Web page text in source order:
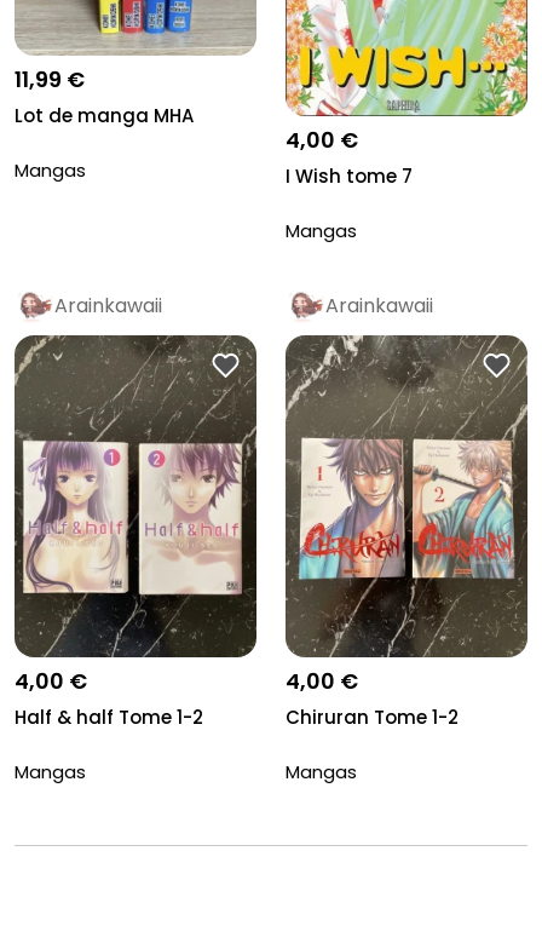
11,99 €
Lot de manga MHA
Mangas
4,00 €
I Wish tome 7
Mangas
Arainkawaii
4,00 €
Half & half Tome 1-2
Mangas
Arainkawaii
4,00 €
Chiruran Tome 1-2
Mangas